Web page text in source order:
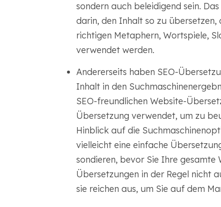
sondern auch beleidigend sein.
darin, den Inhalt so zu
richtigen Metaphern, Wortspiele,
verwendet werden.
Andererseits haben SEO-
Inhalt in den
SEO-freundlichen Website-
Übersetzung verwendet, um zu
Hinblick auf die
vielleicht eine einfache
sondieren, bevor Sie Ihre gesamte
Übersetzungen in der Regel nicht
sie reichen aus, um Sie auf dem